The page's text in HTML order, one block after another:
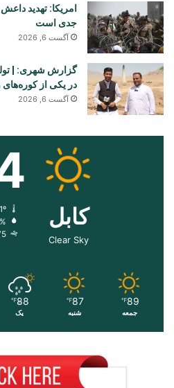
امریکا: تهدید
جدی است
آگست 6, 2026
در یکی از
آگست 6, 2026
کابل
Clear Sky
89
℉
جمعه
87
℉
شنبه
88
℉
یک